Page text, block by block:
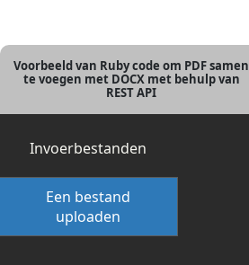
Voorbeeld van Ruby code om PDF samen
te voegen met DOCX met behulp van
REST API
Invoerbestanden
Een bestand
uploaden